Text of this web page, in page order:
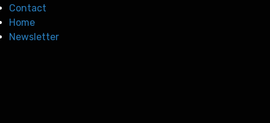
Contact
Home
Newsletter